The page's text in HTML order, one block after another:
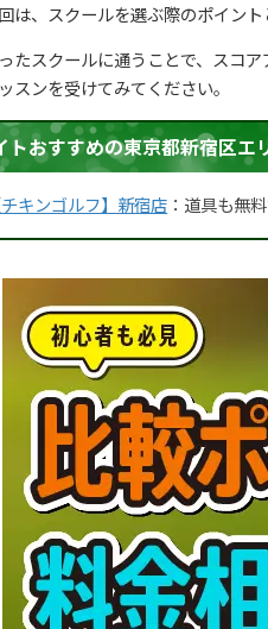
は、スクールを選ぶ際のポイン
たスクールに通うことで、スコ
スンを受けてみてください。
トおすすめの東京都新宿区エ
チキンゴルフ】新宿店 ：道具も無